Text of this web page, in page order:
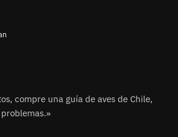
compre una guía de aves de Chile,